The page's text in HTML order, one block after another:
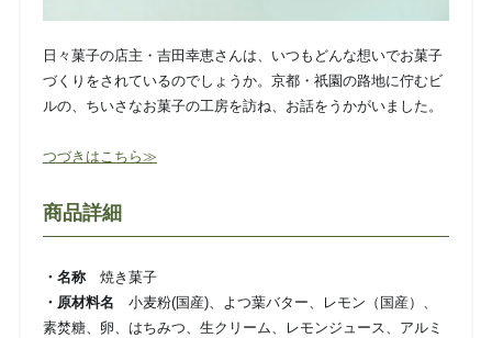
日々菓子の店主・吉田幸恵さんは、いつもどんな想いでお菓子
づくりをされているのでしょうか。京都・祇園の路地に佇むビ
ルの、ちいさなお菓子の工房を訪ね、お話をうかがいました。
つづきはこちら≫
商品詳細
・名称焼き菓子
・原材料名 小麦粉(国産)、よつ葉バター、レモン（国産）、
素焚糖、卵、はちみつ、生クリーム、レモンジュース、アルミ